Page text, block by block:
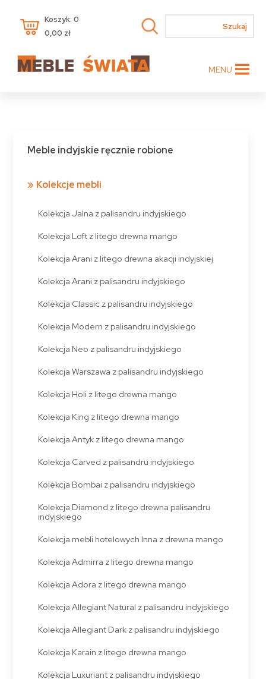
Koszyk: 0
0,00 zł
MENU
Meble indyjskie ręcznie robione
Kolekcje mebli
Kolekcja Jalna z palisandru indyjskiego
Kolekcja Loft z litego drewna mango
Kolekcja Arani z litego drewna akacji indyjskiej
Kolekcja Arani z palisandru indyjskiego
Kolekcja Classic z palisandru indyjskiego
Kolekcja Modern z palisandru indyjskiego
Kolekcja Neo z palisandru indyjskiego
Kolekcja Warszawa z palisandru indyjskiego
Kolekcja Holi z litego drewna mango
Kolekcja King z litego drewna mango
Kolekcja Antyk z litego drewna mango
Kolekcja Carved z palisandru indyjskiego
Kolekcja Bombai z palisandru indyjskiego
Kolekcja Diamond z litego drewna palisandru
indyjskiego
Kolekcja mebli hotelowych Inna z drewna mango
Kolekcja Admirra z litego drewna mango
Kolekcja Adora z litego drewna mango
Kolekcja Allegiant Natural z palisandru indyjskiego
Kolekcja Allegiant Dark z palisandru indyjskiego
Kolekcja Karain z litego drewna mango
Kolekcja Luxuriant z palisandru indyjskiego